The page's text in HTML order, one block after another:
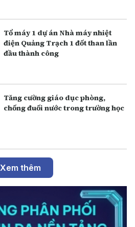
Tổ máy 1 dự án Nhà máy nhiệt
điện Quảng Trạch 1 đốt than lần
đầu thành công
Tăng cường giáo dục phòng,
chống đuối nước trong trường học
Xem thêm